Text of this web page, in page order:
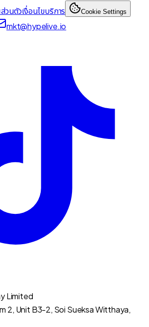
วนตัวเงื่อนไขบริการ Cookie Settings
mkt@hypelive.io
Limited
2, Unit B3-2, Soi Sueksa Witthaya,